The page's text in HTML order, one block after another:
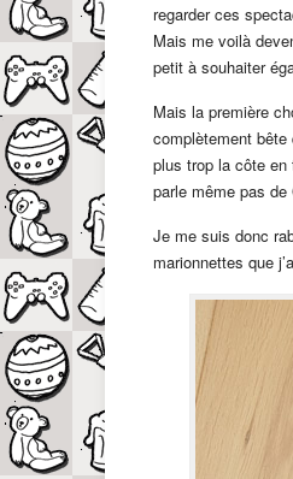
regarder ces
Mais me voilà
petit à souhaiter
Mais la première
complètement bête
plus trop la côte en
parle même pas
Je me suis donc
marionnettes que